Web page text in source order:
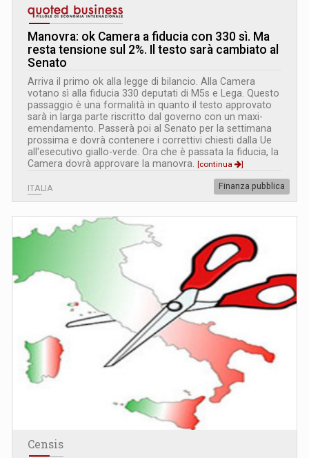
Manovra: ok Camera a fiducia con 330 sì. Ma
resta tensione sul 2%. Il testo sarà cambiato al
Senato
Arriva il primo ok alla legge di bilancio. Alla Camera
votano sì alla fiducia 330 deputati di M5s e Lega. Questo
passaggio è una formalità in quanto il testo approvato
sarà in larga parte riscritto dal governo con un maxi-
emendamento. Passerà poi al Senato per la settimana
prossima e dovrà contenere i correttivi chiesti dalla Ue
all'esecutivo giallo-verde. Ora che è passata la fiducia, la
Camera dovrà approvare la manovra. [continua ]
ITALIA Finanza pubblica
Censis